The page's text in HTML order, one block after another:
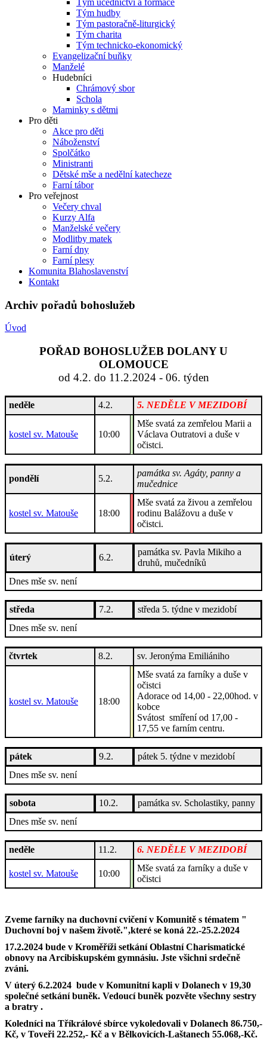
Tým učednictví a formace
Tým hudby
Tým pastoračně-liturgický
Tým charita
Tým technicko-ekonomický
Evangelizační buňky
Manželé
Hudebníci
Chrámový sbor
Schola
Maminky s dětmi
Pro děti
Akce pro děti
Náboženství
Spolčátko
Ministranti
Dětské mše a nedělní katecheze
Farní tábor
Pro veřejnost
Večery chval
Kurzy Alfa
Manželské večery
Modlitby matek
Farní dny
Farní plesy
Komunita Blahoslavenství
Kontakt
Archiv pořadů bohoslužeb
Úvod
POŘAD BOHOSLUŽEB DOLANY U
OLOMOUCE
od 4.2. do 11.2.2024 - 06. týden
neděle 4.2. 5. NEDĚLE V MEZIDOBÍ
kostel sv. Matouše 10:00
Mše svatá za zemřelou Marii a
Václava Outratovi a duše v
očistci.
pondělí 5.2.
památka sv. Agáty, panny a
mučednice
kostel sv. Matouše 18:00
Mše svatá za živou a zemřelou
rodinu Balážovu a duše v
očistci.
úterý 6.2.
památka sv. Pavla Mikiho a
druhů, mučedníků
Dnes mše sv. není
středa 7.2.
středa 5. týdne v mezidobí
Dnes mše sv. není
čtvrtek 8.2. sv. Jeronýma Emiliániho
kostel sv. Matouše 18:00
Mše svatá za farníky a duše v
očistci
Adorace od 14,00 - 22,00hod. v
kobce
Svátost smíření od 17,00 -
17,55 ve farním centru.
pátek 9.2.
pátek 5. týdne v mezidobí
Dnes mše sv. není
sobota 10.2.
památka sv. Scholastiky, panny
Dnes mše sv. není
neděle 11.2. 6. NEDĚLE V MEZIDOBÍ
kostel sv. Matouše 10:00
Mše svatá za farníky a duše v
očistci
Zveme farníky na duchovní cvičení v Komunitě s tématem "
Duchovní boj v našem životě.",které se koná 22.-25.2.2024
17.2.2024 bude v Kroměříži setkání Oblastní Charismatické
obnovy na Arcibiskupském gymnásiu. Jste všichni srdečně
zváni.
V úterý 6.2.2024 bude v Komunitní kapli v Dolanech v 19,30
společné setkání buněk. Vedoucí buněk pozvěte všechny sestry
a bratry .
Koledníci na Tříkrálové sbírce vykoledovali v Dolanech 86.750,-
Kč, v Toveři 22.252,- Kč a v Bělkovicích-Laštanech 55.068,-Kč.